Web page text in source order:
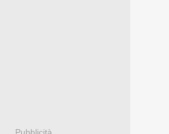
Pubblicità